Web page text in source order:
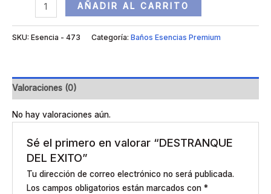
AÑADIR AL CARRITO
SKU: Esencia - 473 Categoría: Baños Esencias Premium
Valoraciones (0)
No hay valoraciones aún.
Sé el primero en valorar “DESTRANQUE
DEL EXITO”
Tu dirección de correo electrónico no será publicada.
Los campos obligatorios están marcados con *